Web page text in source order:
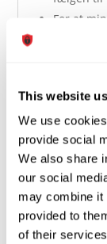
This website
We use
provide social
We also share
our social
may combine it
provided to
of their
For at
på
en ekstra